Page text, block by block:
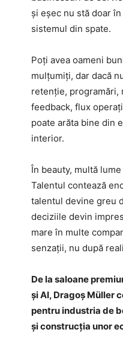
și eșec nu stă doar
sistemul din spate.
Poți avea oameni
mulțumiți, dar dacă
retenție, programări,
feedback, flux
poate arăta bine din
interior.
În beauty, multă
Talentul contează
talentul devine greu
deciziile devin
mare în multe
senzații, nu după
De la saloane
și AI, Dragoș Müller
pentru industria de
și construcția unor